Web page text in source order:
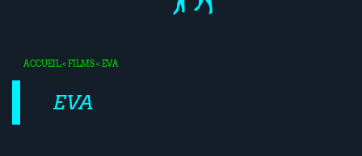
ACCUEIL< FILMS< EVA
EVA